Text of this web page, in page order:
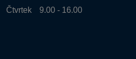
Čtvrtek
9.00 - 16.00